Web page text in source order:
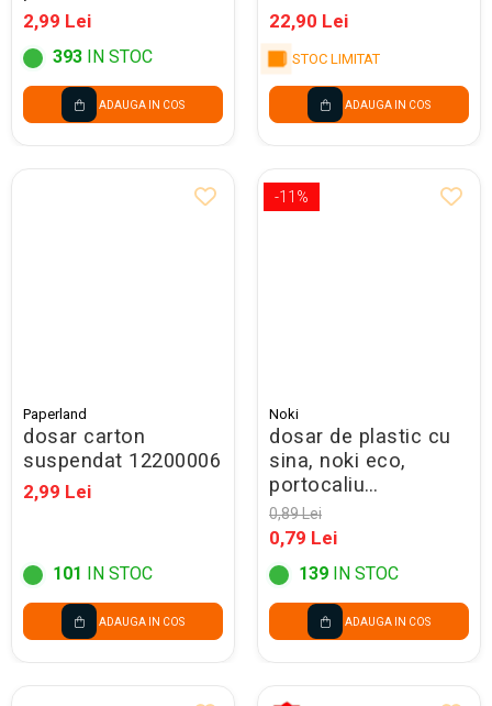
2,99 Lei
393 IN STOC
ADAUGA IN COS
22,90 Lei
STOC LIMITAT
ADAUGA IN COS
Paperland
dosar carton
suspendat 12200006
2,99 Lei
101 IN STOC
ADAUGA IN COS
-11%
Noki
dosar de plastic cu
sina, noki eco,
portocaliu
48288040b/lm019 -
promo
0,89 Lei
0,79 Lei
139 IN STOC
ADAUGA IN COS